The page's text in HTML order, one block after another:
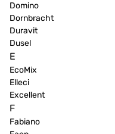
Domino
Dornbracht
Duravit
Dusel
E
EcoMix
Elleci
Excellent
F
Fabiano